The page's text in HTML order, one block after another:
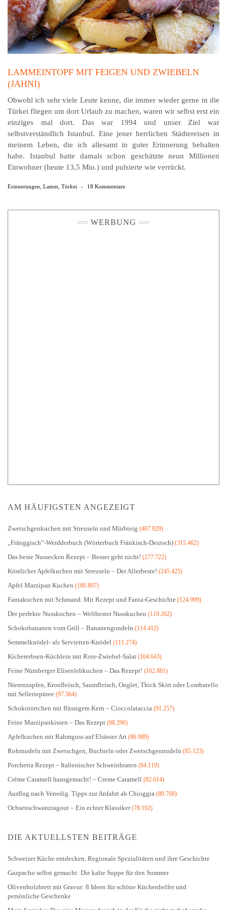
LAMMEINTOPF MIT FEIGEN UND ZWIEBELN
(JAHNI)
Obwohl ich sehr viele Leute kenne, die immer wieder gerne in die
Türkei fliegen um dort Urlaub zu machen, waren wir selbst erst ein
einziges mal dort. Das war 1994 und unser Ziel war
selbstverständlich Istanbul. Eine jener herrlichen Städtereisen in
meinem Leben, die ich allesamt in guter Erinnerung behalten
habe. Istanbul hatte damals schon geschätzte neun Millionen
Einwohner (heute 13,5 Mio.) und pulsierte wie verrückt.
Erinnerungen Lamm Türkei - 18 Kommentare
WERBUNG
AM HÄUFIGSTEN ANGEZEIGT
Zwetschgenkuchen mit Streuseln und Mürbteig (407.929)
„Fränggisch“-Werdderbuch (Wörterbuch Fränkisch-Deutsch) (315.462)
Das beste Nussecken Rezept – Besser geht nicht! (277.722)
Köstlicher Apfelkuchen mit Streuseln – Der Allerbeste! (245.425)
Apfel Marzipan Kuchen (180.897)
Fantakuchen mit Schmand. Mit Rezept und Fanta-Geschichte (124.999)
Der perfekte Nusskuchen – Weltbester Nusskuchen (119.262)
Schokobananen vom Grill – Bananengondeln (114.412)
Semmelknödel- als Servietten-Knödel (111.274)
Kichererbsen-Küchlein mit Rote-Zwiebel-Salat (104.643)
Feine Nürnberger Elisenlebkuchen – Das Rezept! (102.881)
Nierenzapfen, Kronfleisch, Saumfleisch, Onglet, Thick Skirt oder Lombatello
mit Selleriepüree (97.564)
Schokotörtchen mit flüssigem Kern – Cioccolataccia (91.257)
Feine Marzipankissen – Das Rezept (88.296)
Apfelkuchen mit Rahmguss auf Elsässer Art (86.989)
Rohrnudeln mit Zwetschgen, Buchteln oder Zwetschgennudeln (85.123)
Porchetta Rezept – Italienischer Schweinbraten (84.119)
Crème Caramell hausgemacht! – Creme Caramell (82.614)
Ausflug nach Venedig. Tipps zur Anfahrt ab Chioggia (80.768)
Ochsenschwanzragout – Ein echter Klassiker(78.192)
DIE AKTUELLSTEN BEITRÄGE
Schweizer Küche entdecken. Regionale Spezialitäten und ihre Geschichte
Gazpacho selbst gemacht: Die kalte Suppe für den Sommer
Olivenholzbrett mit Gravur: 8 Ideen für schöne Küchenhelfer und
persönliche Geschenke